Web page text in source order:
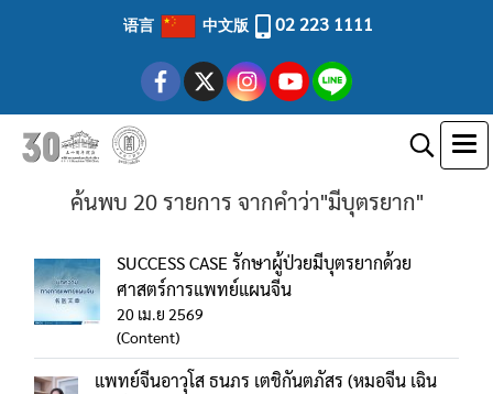
语言 中文版 02 223 1111
ค้นพบ 20 รายการ จากคำว่า"มีบุตรยาก"
SUCCESS CASE รักษาผู้ป่วยมีบุตรยากด้วย
ศาสตร์การแพทย์แผนจีน
20 เม.ย 2569
(Content)
แพทย์จีนอาวุโส ธนภร เตชิกันตภัสร (หมอจีน เฉิน